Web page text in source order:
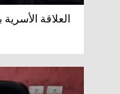
العلاقة